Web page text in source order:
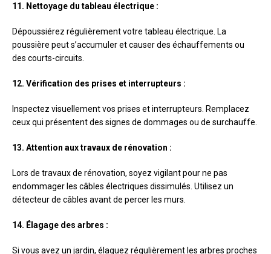
11. Nettoyage du tableau électrique :
Dépoussiérez régulièrement votre tableau électrique. La
poussière peut s’accumuler et causer des échauffements ou
des courts-circuits.
12. Vérification des prises et interrupteurs :
Inspectez visuellement vos prises et interrupteurs. Remplacez
ceux qui présentent des signes de dommages ou de surchauffe.
13. Attention aux travaux de rénovation :
Lors de travaux de rénovation, soyez vigilant pour ne pas
endommager les câbles électriques dissimulés. Utilisez un
détecteur de câbles avant de percer les murs.
14. Élagage des arbres :
Si vous avez un jardin, élaguez régulièrement les arbres proches